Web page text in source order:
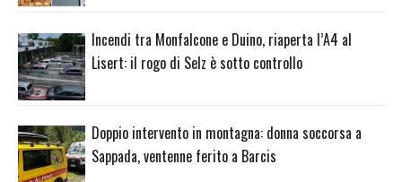
Incendi tra Monfalcone e Duino, riaperta l’A4 al
Lisert: il rogo di Selz è sotto controllo
Doppio intervento in montagna: donna soccorsa a
Sappada, ventenne ferito a Barcis